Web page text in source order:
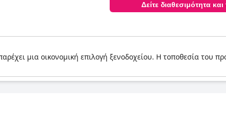
Δείτε διαθεσιμότητα και
μια οικονομική επιλογή ξενοδοχείου. Η τοποθεσία του